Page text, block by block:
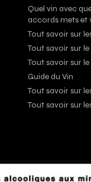
Quel vin avec
accords mets et
Tout savoir sur
Tout savoir sur
Tout savoir sur
Guide du Vin
Tout savoir sur
Tout savoir sur